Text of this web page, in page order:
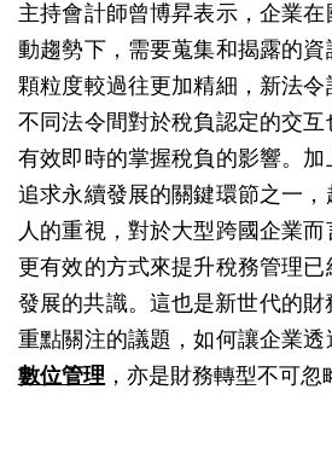
主持會計師曾博昇表示，企業
動趨勢下，需要蒐集和揭露的
顆粒度較過往更加精細，新法
不同法令間對於稅負認定的交
有效即時的掌握稅負的影響。加
追求永續發展的關鍵環節之一
人的重視，對於大型跨國企業
更有效的方式來提升稅務管理
發展的共識。這也是新世代的
重點關注的議題，如何讓企業透
數位管理 ，亦是財務轉型不可忽